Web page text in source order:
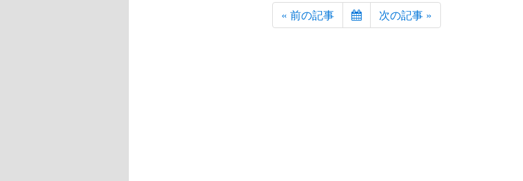
« 前の記事 次の記事 »